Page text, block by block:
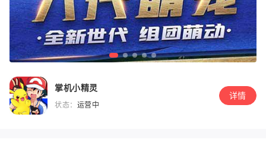
掌机小精灵
状态： 运营中
详情